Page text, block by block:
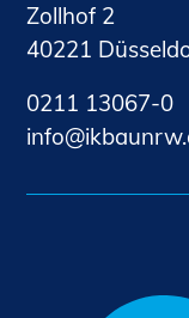
Zollhof 2
40221
0211 13067-0
nf
kb nrw